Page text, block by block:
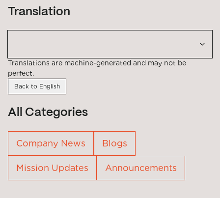
Translation
Translations are machine-generated and may not be
perfect.
Back to English
All Categories
Company News Blogs
Mission Updates Announcements